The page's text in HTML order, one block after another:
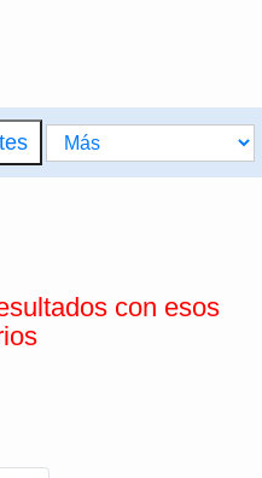
con esos